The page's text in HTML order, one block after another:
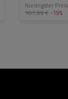
Niedrigster
107,99 € -19%